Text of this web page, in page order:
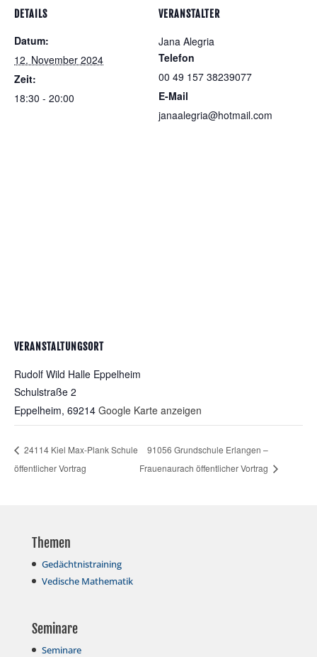
DETAILS
Datum:
12. November 2024
Zeit:
18:30 - 20:00
VERANSTALTER
Jana Alegria
Telefon
00 49 157 38239077
E-Mail
janaalegria@hotmail.com
VERANSTALTUNGSORT
Rudolf Wild Halle Eppelheim
Schulstraße 2
Eppelheim, 69214 Google Karte anzeigen
24114 Kiel Max-Plank Schule
öffentlicher Vortrag
91056 Grundschule Erlangen –
Frauenaurach öffentlicher Vortrag
Themen
Gedächtnistraining
Vedische Mathematik
Seminare
Seminare